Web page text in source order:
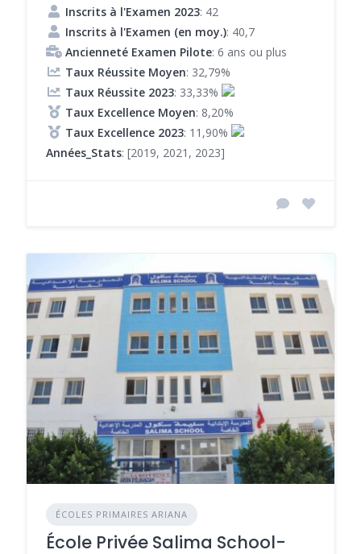
Inscrits à l'Examen 2023: 42
Inscrits à l'Examen (en moy.): 40,7
Ancienneté Examen Pilote: 6 ans ou plus
Taux Réussite Moyen: 32,79%
Taux Réussite 2023: 33,33%
Taux Excellence Moyen: 8,20%
Taux Excellence 2023: 11,90%
Années_Stats: [2019, 2021, 2023]
ÉCOLES PRIMAIRES ARIANA
École Privée Salima School-